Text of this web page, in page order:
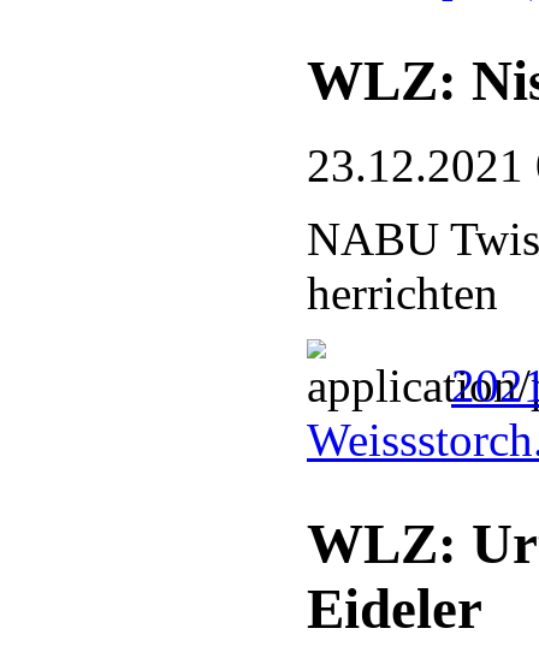
WLZ:
23.12.2021
NABU
herrichten
WLZ:
Eideler